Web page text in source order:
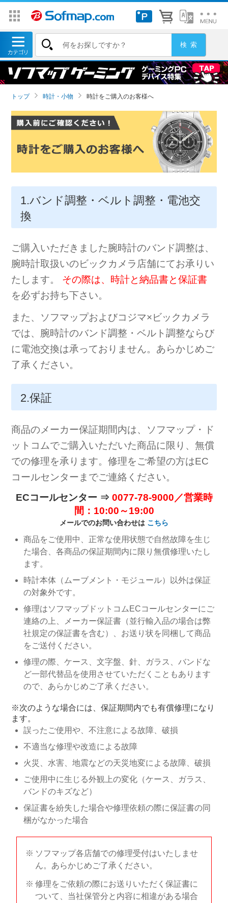
トップ 時計・小物 時計をご購入のお客様へ
1.バンド調整・ベルト調整・電池交
換
ご購入いただきました腕時計のバンド調整は、
腕時計取扱いのビックカメラ店舗にてお承りい
たします。 その際は、時計と納品書と保証書
を必ずお持ち下さい。
また、ソフマップおよびコジマ×ビックカメラ
では、腕時計のバンド調整・ベルト調整ならび
に電池交換は承っておりません。あらかじめご
了承ください。
2.保証
商品のメーカー保証期間内は、ソフマップ・ド
ットコムでご購入いただいた商品に限り、無償
での修理を承ります。修理をご希望の方はEC
コールセンターまでご連絡ください。
ECコールセンター ⇒ 0077-78-9000／営業時
間：10:00～19:00
メールでのお問い合わせは こちら
商品をご使用中、正常な使用状態で自然故障を生じ
た場合、各商品の保証期間内に限り無償修理いたし
ます。
時計本体（ムーブメント・モジュール）以外は保証
の対象外です。
修理はソフマップドットコムECコールセンターにご
連絡の上、メーカー保証書（並行輸入品の場合は弊
社規定の保証書を含む）、お送り状を同梱して商品
をご送付ください。
修理の際、ケース、文字盤、針、ガラス、バンドな
ど一部代替品を使用させていただくこともあります
ので、あらかじめご了承ください。
※次のような場合には、保証期間内でも有償修理になり
ます。
誤ったご使用や、不注意による故障、破損
不適当な修理や改造による故障
火災、水害、地震などの天災地変による故障、破損
ご使用中に生じる外観上の変化（ケース、ガラス、
バンドのキズなど）
保証書を紛失した場合や修理依頼の際に保証書の同
梱がなかった場合
ソフマップ各店舗での修理受付はいたしませ
ん。あらかじめご了承ください。
修理をご依頼の際にお送りいただく保証書に
ついて、当社保管分と内容に相違がある場合